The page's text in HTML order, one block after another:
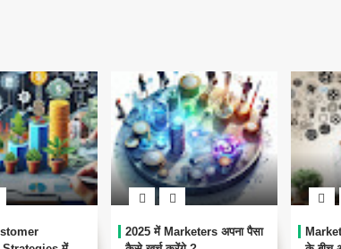
2025 में Marketers अपना पैसा
Marketing और Advertising